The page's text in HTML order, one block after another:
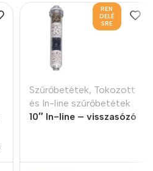
REN
DELÉ
SRE
Szűrőbetétek, Tokozott
és In-line szűrőbetétek
10″ In-line – visszasózó